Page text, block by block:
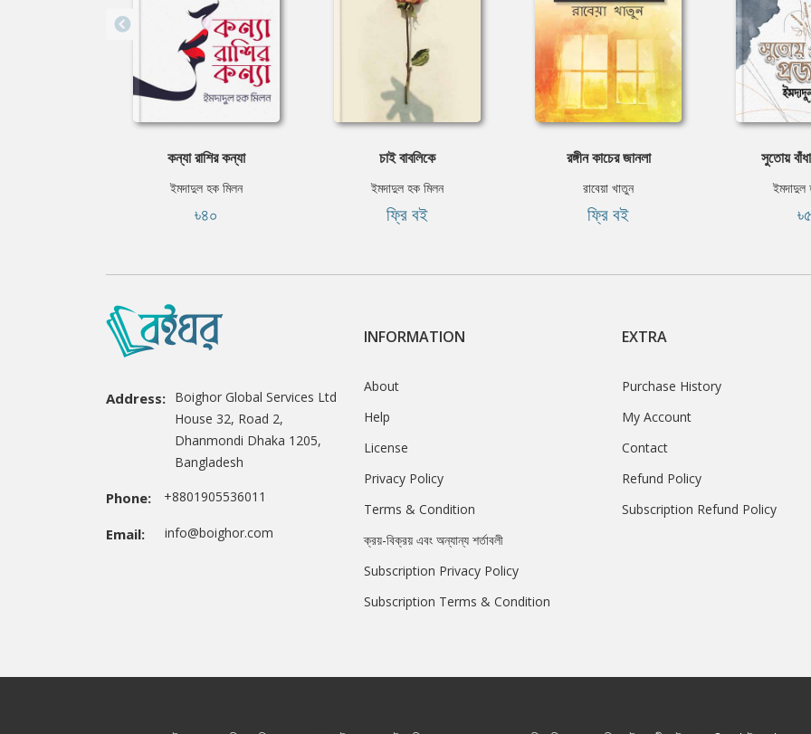
কন্যা রাশির কন্যা
ইমদাদুল হক মিলন
৳৪০
চাই বাবলিকে
ইমদাদুল হক মিলন
ফ্রি বই
রঙ্গীন কাচের জানলা
রাবেয়া খাতুন
ফ্রি বই
সুতোয়
ইমদাদুল
Address: Boighor Global Services Ltd
House 32, Road 2,
Dhanmondi Dhaka 1205,
Bangladesh
Phone: +8801905536011
Email: info@boighor.com
INFORMATION
About
Help
License
Privacy Policy
Terms & Condition
ক্রয়-বিক্রয় এবং অন্যান্য শর্তাবলী
Subscription Privacy Policy
Subscription Terms & Condition
EXTRA
Purchase History
My Account
Contact
Refund Policy
Subscription Refund Policy